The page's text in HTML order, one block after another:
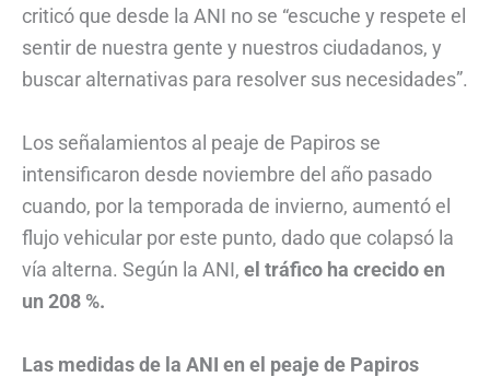
criticó que desde la ANI no se “escuche y respete el
sentir de nuestra gente y nuestros ciudadanos, y
buscar alternativas para resolver sus necesidades”.
Los señalamientos al peaje de Papiros se
intensificaron desde noviembre del año pasado
cuando, por la temporada de invierno, aumentó el
flujo vehicular por este punto, dado que colapsó la
vía alterna. Según la ANI, el tráfico ha crecido en
un 208 %.
Las medidas de la ANI en el peaje de Papiros